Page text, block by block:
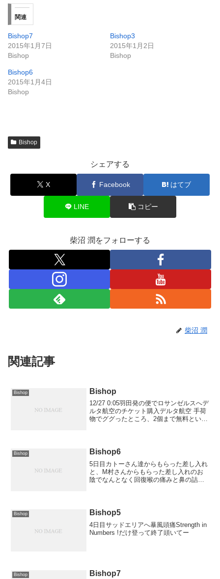
関連
Bishop7
2015年1月7日
Bishop
Bishop3
2015年1月2日
Bishop
Bishop6
2015年1月4日
Bishop
Bishop
シェアする
X Facebook はてブ
LINE コピー
柴沼 潤をフォローする
柴沼 潤
関連記事
Bishop Bishop
12/27 0:05羽田発の便でロサンゼルスへデ
ルタ航空のチケット購入デルタ航空 手荷
物でググったところ、2個まで無料という
CA「100...
Bishop Bishop6
5日目カトーさん達からもらった差し入れ
と、M村さんからもらった差し入れのお
陰でなんとなく回復喉の痛みと鼻の詰ま
ズが解凍されるの...
Bishop Bishop5
4日目サッドエリアへ暴風頭痛Strength in
Numbers !だけ登って終了頭いてー
Bishop Bishop7